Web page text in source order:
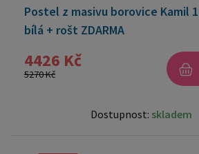
Postel z masivu borovice Kamil
bílá + rošt ZDARMA
4426 Kč
5270 Kč
Dostupnost: skladem